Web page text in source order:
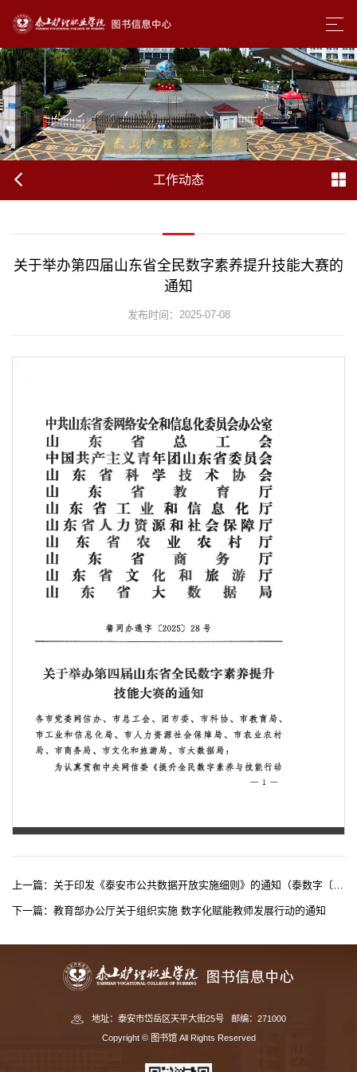
工作动态
关于举办第四届山东省全民数字素养提升技能大赛的
通知
发布时间：2025-07-08
上一篇： 关于印发《泰安市公共数据开放实施细则》的通知（泰数字〔2025〕11号）
下一篇： 教育部办公厅关于组织实施 数字化赋能教师发展行动的通知
地址：泰安市岱岳区天平大街25号 邮编：271000
Copyright © 图书馆 All Rights Reserved